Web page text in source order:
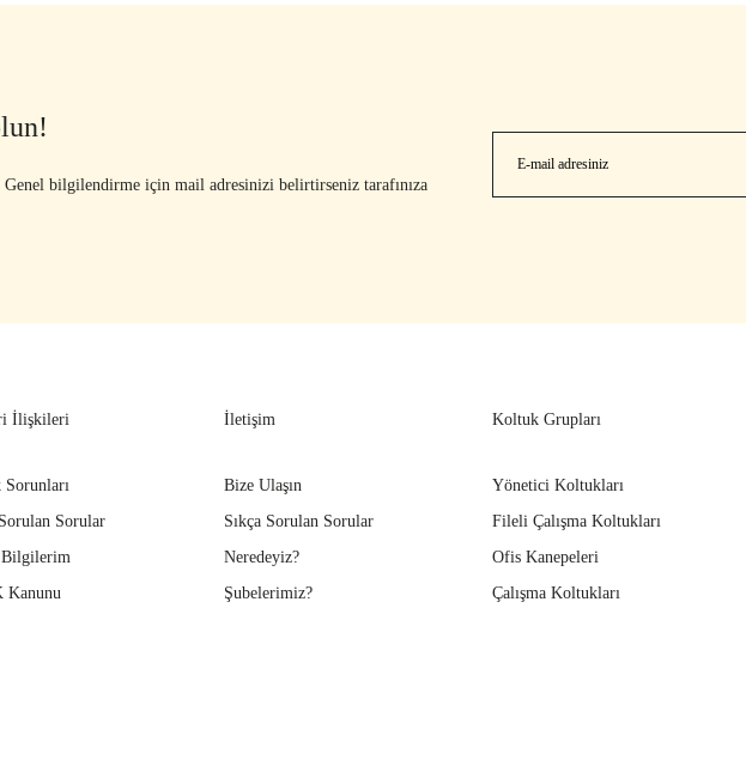
bilgilendirme için mail adresinizi belirtirseniz tarafınıza
İlişkileri
Sorular
Bilgilerim
Kanunu
İletişim
Bize Ulaşın
Sıkça Sorulan Sorular
Neredeyiz?
Şubelerimiz?
Koltuk Grupları
Yönetici Koltukları
Fileli Çalışma Koltukları
Ofis Kanepeleri
Çalışma Koltukları